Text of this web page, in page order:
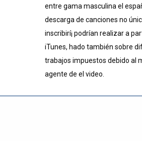
entre gama masculina el
descarga de canciones no
inscribirí¡ podrían realizar a
iTunes, hado también sobre
trabajos impuestos debido al
agente de el video.